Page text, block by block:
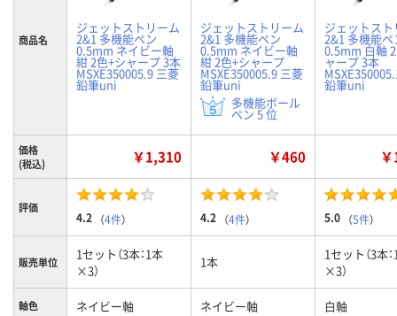
商品名
ジェットストリーム
2&1 多機能ペン
0.5mm ネイビー軸
紺 2色+シャープ 3本
MSXE350005.9 三菱
鉛筆uni
ジェットストリーム
2&1 多機能ペン
0.5mm ネイビー軸
紺 2色+シャープ
MSXE350005.9 三菱
鉛筆uni
多機能ボール
ペン 5 位
ジェットス
2&1 多機能ペ
0.5mm 白軸
ャープ 3本
鉛筆uni
価格
(税込)
￥1,310 ￥460
評価
4.2 （4件） 4.2 （4件） 5.0 （5件）
販売単位
1セット（3本：1本
×3）
1本
1セット（3本
×3）
軸色 ネイビー軸 ネイビー軸 白軸